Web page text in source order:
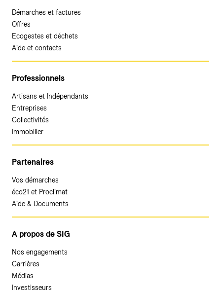
Démarches et factures
Offres
Ecogestes et déchets
Aide et contacts
Professionnels
Artisans et Indépendants
Entreprises
Collectivités
Immobilier
Partenaires
Vos démarches
éco21 et Proclimat
Aide & Documents
A propos de SIG
Nos engagements
Carrières
Médias
Investisseurs